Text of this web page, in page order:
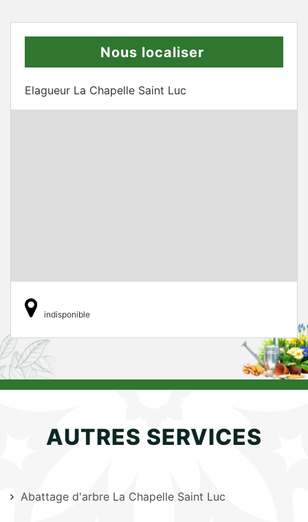
Nous localiser
Elagueur La Chapelle Saint Luc
indisponible
AUTRES SERVICES
Abattage d'arbre La Chapelle Saint Luc